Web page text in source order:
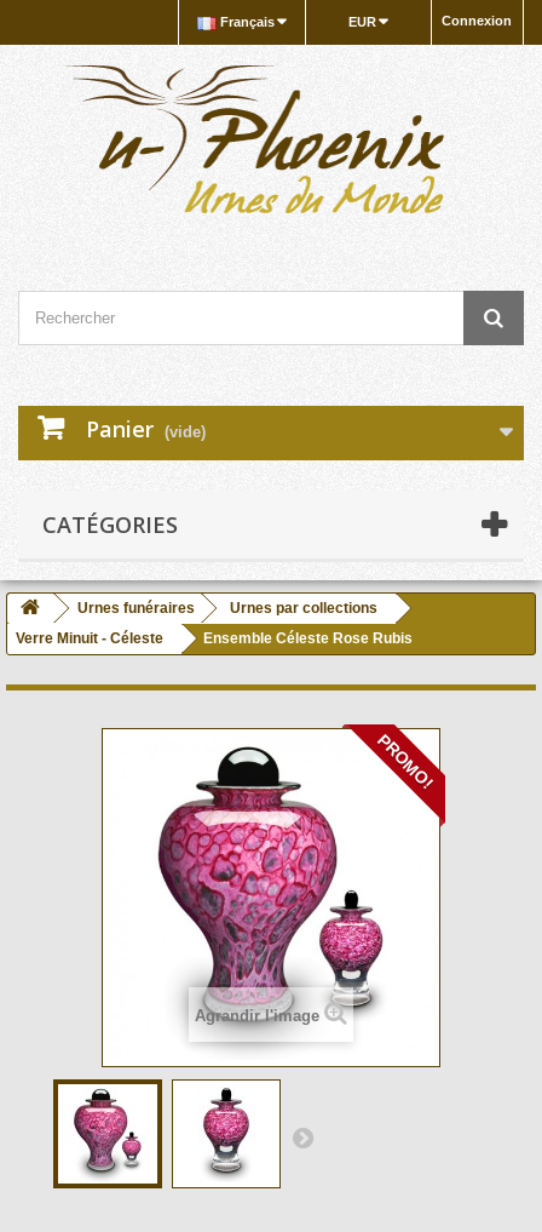
Connexion
EUR
Français
Panier (vide)
CATÉGORIES
Urnes funéraires
Urnes par collections
Verre Minuit - Céleste
Ensemble Céleste Rose Rubis
PROMO!
Agrandir l'image